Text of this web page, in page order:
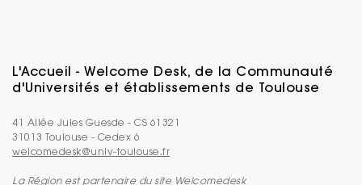
L'Accueil - Welcome Desk, de la Communauté
d'Universités et établissements de Toulouse
41 Allée Jules Guesde - CS 61321
31013 Toulouse - Cedex 6
welcomedesk@univ-toulouse.fr
La Région est partenaire du site Welcomedesk